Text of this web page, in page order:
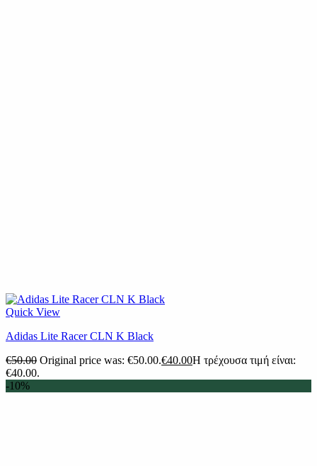
Quick View
Adidas Lite Racer CLN K Black
€50.00 Original price was: €50.00.€40.00Η τρέχουσα τιμή είναι:
€40.00.
-10%